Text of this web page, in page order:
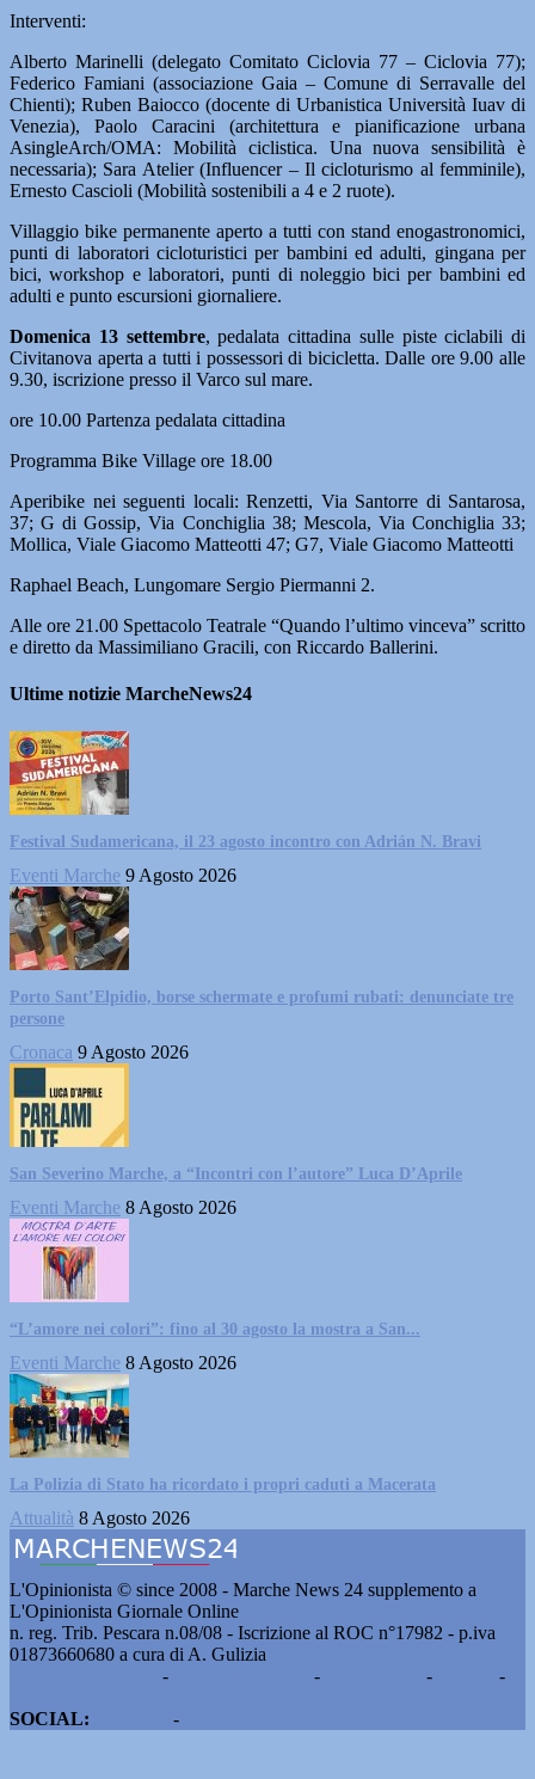
Interventi:
Alberto Marinelli (delegato Comitato Ciclovia 77 – Ciclovia 77);
Federico Famiani (associazione Gaia – Comune di Serravalle del
Chienti); Ruben Baiocco (docente di Urbanistica Università Iuav di
Venezia), Paolo Caracini (architettura e pianificazione urbana
AsingleArch/OMA: Mobilità ciclistica. Una nuova sensibilità è
necessaria); Sara Atelier (Influencer – Il cicloturismo al femminile),
Ernesto Cascioli (Mobilità sostenibili a 4 e 2 ruote).
Villaggio bike permanente aperto a tutti con stand enogastronomici,
punti di laboratori cicloturistici per bambini ed adulti, gingana per
bici, workshop e laboratori, punti di noleggio bici per bambini ed
adulti e punto escursioni giornaliere.
Domenica 13 settembre, pedalata cittadina sulle piste ciclabili di
Civitanova aperta a tutti i possessori di bicicletta. Dalle ore 9.00 alle
9.30, iscrizione presso il Varco sul mare.
ore 10.00 Partenza pedalata cittadina
Programma Bike Village ore 18.00
Aperibike nei seguenti locali: Renzetti, Via Santorre di Santarosa,
37; G di Gossip, Via Conchiglia 38; Mescola, Via Conchiglia 33;
Mollica, Viale Giacomo Matteotti 47; G7, Viale Giacomo Matteotti
Raphael Beach, Lungomare Sergio Piermanni 2.
Alle ore 21.00 Spettacolo Teatrale “Quando l’ultimo vinceva” scritto
e diretto da Massimiliano Gracili, con Riccardo Ballerini.
Ultime notizie MarcheNews24
Festival Sudamericana, il 23 agosto incontro con Adrián N. Bravi
Eventi Marche 9 Agosto 2026
Porto Sant’Elpidio, borse schermate e profumi rubati: denunciate tre
persone
Cronaca 9 Agosto 2026
San Severino Marche, a “Incontri con l’autore” Luca D’Aprile
Eventi Marche 8 Agosto 2026
“L’amore nei colori”: fino al 30 agosto la mostra a San...
Eventi Marche 8 Agosto 2026
La Polizia di Stato ha ricordato i propri caduti a Macerata
Attualità 8 Agosto 2026
L'Opinionista © since 2008 - Marche News 24 supplemento a
L'Opinionista Giornale Online
n. reg. Trib. Pescara n.08/08 - Iscrizione al ROC n°17982 - p.iva
01873660680 a cura di A. Gulizia
- - -
-
SOCIAL:
-